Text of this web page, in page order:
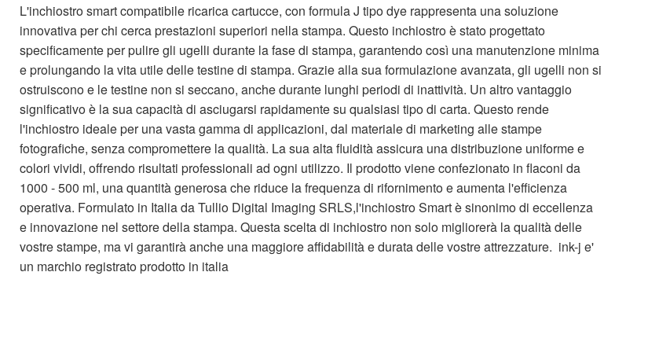
L'inchiostro smart compatibile ricarica cartucce, con formula J tipo dye rappresenta una soluzione
innovativa per chi cerca prestazioni superiori nella stampa. Questo inchiostro è stato progettato
specificamente per pulire gli ugelli durante la fase di stampa, garantendo così una manutenzione minima
e prolungando la vita utile delle testine di stampa. Grazie alla sua formulazione avanzata, gli ugelli non si
ostruiscono e le testine non si seccano, anche durante lunghi periodi di inattività. Un altro vantaggio
significativo è la sua capacità di asciugarsi rapidamente su qualsiasi tipo di carta. Questo rende
l'inchiostro ideale per una vasta gamma di applicazioni, dal materiale di marketing alle stampe
fotografiche, senza compromettere la qualità. La sua alta fluidità assicura una distribuzione uniforme e
colori vividi, offrendo risultati professionali ad ogni utilizzo. Il prodotto viene confezionato in flaconi da
1000 - 500 ml, una quantità generosa che riduce la frequenza di rifornimento e aumenta l'efficienza
operativa. Formulato in Italia da Tullio Digital Imaging SRLS,l'inchiostro Smart è sinonimo di eccellenza
e innovazione nel settore della stampa. Questa scelta di inchiostro non solo migliorerà la qualità delle
vostre stampe, ma vi garantirà anche una maggiore affidabilità e durata delle vostre attrezzature. ink-j e'
un marchio registrato prodotto in italia